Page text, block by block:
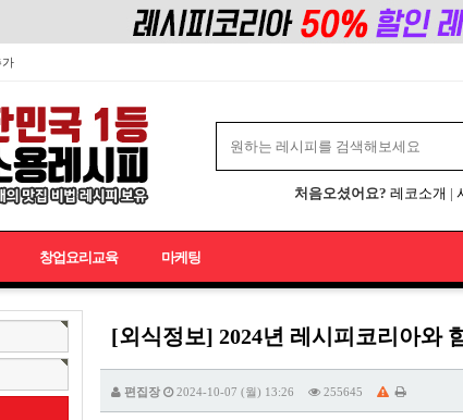
가
처음오셨어요? 레코소개 |
창업요리교육 마케팅
[외식정보] 2024년 레시피코리아와
편집장 2024-10-07 (월) 13:26 255645